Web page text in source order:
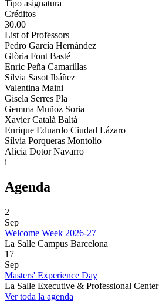
Tipo asignatura
Créditos
30.00
List of Professors
Pedro García Hernández
Glòria Font Basté
Enric Peña Camarillas
Silvia Sasot Ibáñez
Valentina Maini
Gisela Serres Pla
Gemma Muñoz Soria
Xavier Català Baltà
Enrique Eduardo Ciudad Lázaro
Sílvia Porqueras Montolio
Alicia Dotor Navarro
i
Agenda
2
Sep
Welcome Week 2026-27
La Salle Campus Barcelona
17
Sep
Masters' Experience Day
La Salle Executive & Professional Center
Ver toda la agenda